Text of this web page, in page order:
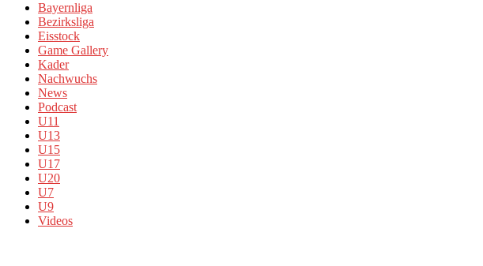
Bayernliga
Bezirksliga
Eisstock
Game Gallery
Kader
Nachwuchs
News
Podcast
U11
U13
U15
U17
U20
U7
U9
Videos